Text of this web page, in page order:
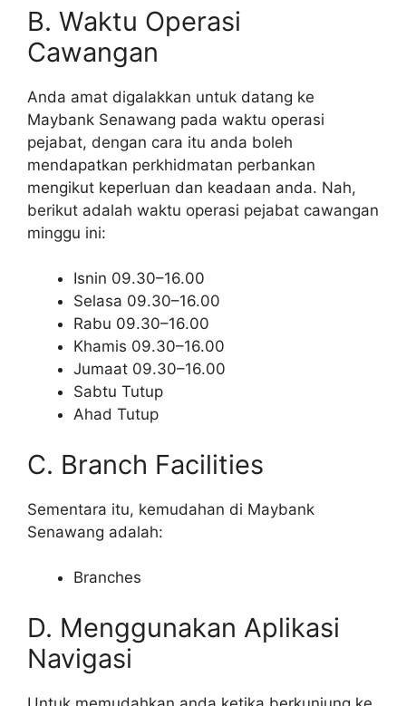
B. Waktu Operasi
Cawangan
Anda amat digalakkan untuk datang ke
Maybank Senawang pada waktu operasi
pejabat, dengan cara itu anda boleh
mendapatkan perkhidmatan perbankan
mengikut keperluan dan keadaan anda. Nah,
berikut adalah waktu operasi pejabat cawangan
minggu ini:
Isnin 09.30–16.00
Selasa 09.30–16.00
Rabu 09.30–16.00
Khamis 09.30–16.00
Jumaat 09.30–16.00
Sabtu Tutup
Ahad Tutup
C. Branch Facilities
Sementara itu, kemudahan di Maybank
Senawang adalah:
Branches
D. Menggunakan Aplikasi
Navigasi